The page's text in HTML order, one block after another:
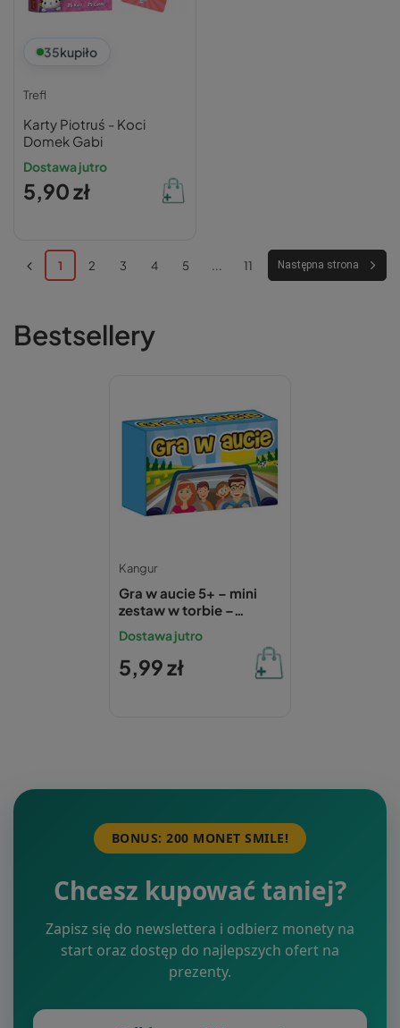
35kupiło
Trefl
Karty Piotruś - Koci
Domek Gabi
Dostawa jutro
5,90 zł
1 2 3 4 5 ... 11 Następna strona
Bestsellery
Kangur
Gra w aucie 5+ – mini
zestaw w torbie –
Kangur
Dostawa jutro
5,99 zł
BONUS: 200 MONET SMILE!
Chcesz kupować taniej?
Zapisz się do newslettera i odbierz monety na
start oraz dostęp do najlepszych ofert na
prezenty.